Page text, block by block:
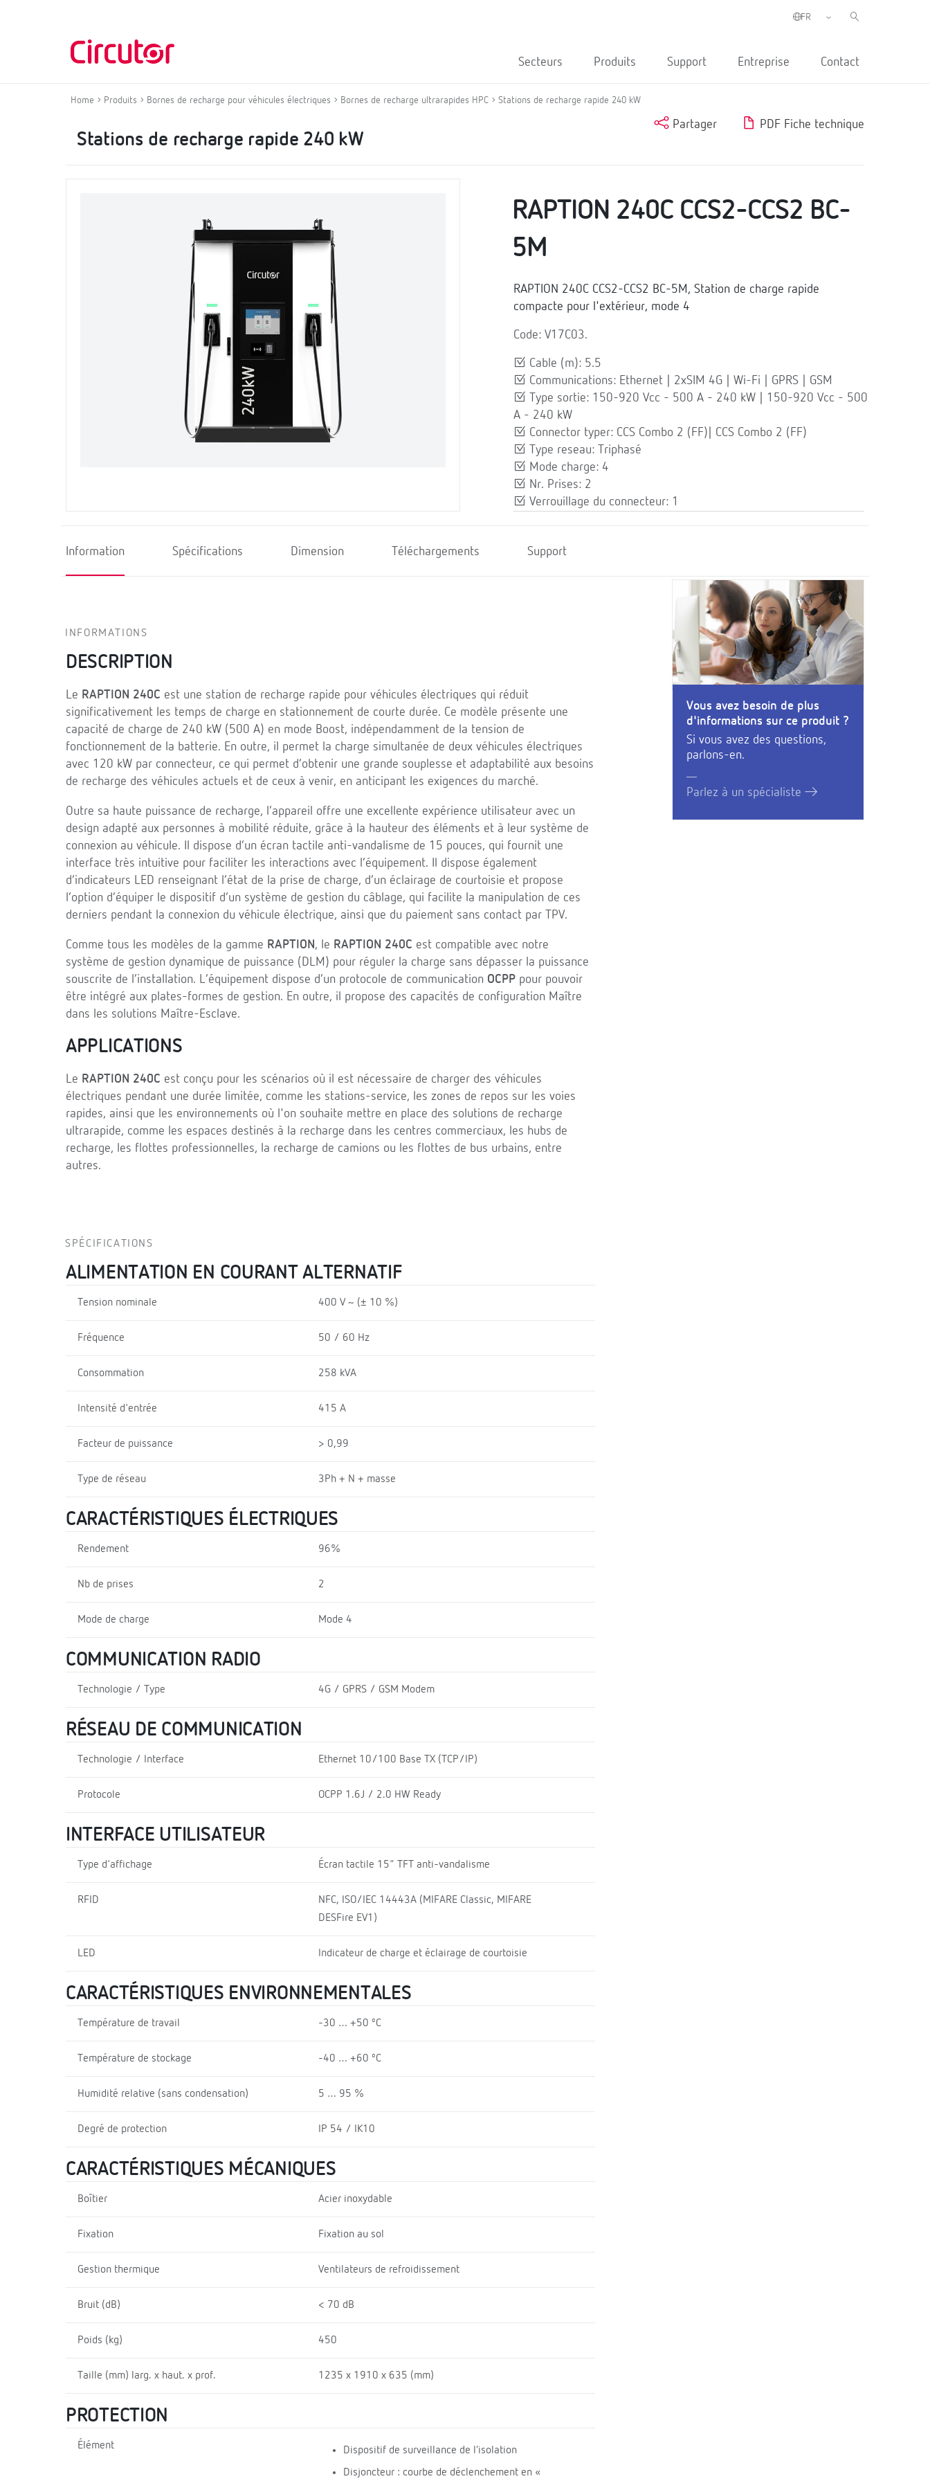
Secteurs Produits Support Entreprise Contact
Home Produits Bornes de recharge pour véhicules électriques Bornes de recharge ultrarapides HPC Stations de recharge rapide 240 kW
Stations de recharge rapide 240 kW
Partager PDF Fiche technique
RAPTION 240C CCS2-CCS2 BC-
5M
RAPTION 240C CCS2-CCS2 BC-5M, Station de charge rapide
compacte pour l'extérieur, mode 4
Code: V17C03.
Cable (m): 5.5
Communications: Ethernet | 2xSIM 4G | Wi-Fi | GPRS | GSM
Type sortie: 150-920 Vcc - 500 A - 240 kW | 150-920 Vcc - 500
A - 240 kW
Connector typer: CCS Combo 2 (FF)| CCS Combo 2 (FF)
Type reseau: Triphasé
Mode charge: 4
Nr. Prises: 2
Verrouillage du connecteur: 1
Information Spécifications Dimension Téléchargements Support
INFORMATIONS
DESCRIPTION
Le RAPTION 240C est une station de recharge rapide pour véhicules électriques qui réduit
significativement les temps de charge en stationnement de courte durée. Ce modèle présente une
capacité de charge de 240 kW (500 A) en mode Boost, indépendamment de la tension de
fonctionnement de la batterie. En outre, il permet la charge simultanée de deux véhicules électriques
avec 120 kW par connecteur, ce qui permet d’obtenir une grande souplesse et adaptabilité aux besoins
de recharge des véhicules actuels et de ceux à venir, en anticipant les exigences du marché.
Outre sa haute puissance de recharge, l’appareil offre une excellente expérience utilisateur avec un
design adapté aux personnes à mobilité réduite, grâce à la hauteur des éléments et à leur système de
connexion au véhicule. Il dispose d’un écran tactile anti-vandalisme de 15 pouces, qui fournit une
interface très intuitive pour faciliter les interactions avec l’équipement. Il dispose également
d’indicateurs LED renseignant l’état de la prise de charge, d’un éclairage de courtoisie et propose
l’option d’équiper le dispositif d’un système de gestion du câblage, qui facilite la manipulation de ces
derniers pendant la connexion du véhicule électrique, ainsi que du paiement sans contact par TPV.
Comme tous les modèles de la gamme RAPTION, le RAPTION 240C est compatible avec notre
système de gestion dynamique de puissance (DLM) pour réguler la charge sans dépasser la puissance
souscrite de l’installation. L’équipement dispose d’un protocole de communication OCPP pour pouvoir
être intégré aux plates-formes de gestion. En outre, il propose des capacités de configuration Maître
dans les solutions Maître-Esclave.
APPLICATIONS
Le RAPTION 240C est conçu pour les scénarios où il est nécessaire de charger des véhicules
électriques pendant une durée limitée, comme les stations-service, les zones de repos sur les voies
rapides, ainsi que les environnements où l'on souhaite mettre en place des solutions de recharge
ultrarapide, comme les espaces destinés à la recharge dans les centres commerciaux, les hubs de
recharge, les flottes professionnelles, la recharge de camions ou les flottes de bus urbains, entre
autres.
Vous avez besoin de plus
d'informations sur ce produit ?
Si vous avez des questions,
parlons-en.
Parlez à un spécialiste
SPÉCIFICATIONS
ALIMENTATION EN COURANT ALTERNATIF
Tension nominale 400 V ~ (± 10 %)
Fréquence 50 / 60 Hz
Consommation 258 kVA
Intensité d'entrée 415 A
Facteur de puissance > 0,99
Type de réseau 3Ph + N + masse
CARACTÉRISTIQUES ÉLECTRIQUES
Rendement 96%
Nb de prises 2
Mode de charge Mode 4
COMMUNICATION RADIO
Technologie / Type 4G / GPRS / GSM Modem
RÉSEAU DE COMMUNICATION
Technologie / Interface Ethernet 10/100 Base TX (TCP/IP)
Protocole OCPP 1.6J / 2.0 HW Ready
INTERFACE UTILISATEUR
Type d'affichage Écran tactile 15" TFT anti-vandalisme
RFID
NFC, ISO/IEC 14443A (MIFARE Classic, MIFARE
DESFire EV1)
LED Indicateur de charge et éclairage de courtoisie
CARACTÉRISTIQUES ENVIRONNEMENTALES
Température de travail -30 … +50 ºC
Température de stockage -40 … +60 ºC
Humidité relative (sans condensation) 5 … 95 %
Degré de protection IP 54 / IK10
CARACTÉRISTIQUES MÉCANIQUES
Boîtier Acier inoxydable
Fixation Fixation au sol
Gestion thermique Ventilateurs de refroidissement
Bruit (dB) < 70 dB
Poids (kg) 450
Taille (mm) larg. x haut. x prof. 1235 x 1910 x 635 (mm)
PROTECTION
Élément
Dispositif de surveillance de l’isolation
Disjoncteur : courbe de déclenchement en «